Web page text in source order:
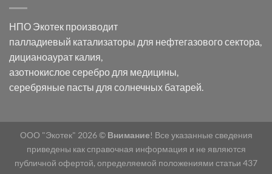
оксида
в
электролите
калий
дицианоаурат–
гексацианоферрата
НПО Экотек производит
палладиевый катализаторы для нефтегазового сектора,
дицианоаурат калия,
азотнокислое серебро для медицины,
серебряные пасты для солнечных батарей.
ООО "Экотек" 2026 © Внимание! Все указанные сведения
приведены как справочная информация и не являются
публичной офертой, определяемой положениями статьи 437